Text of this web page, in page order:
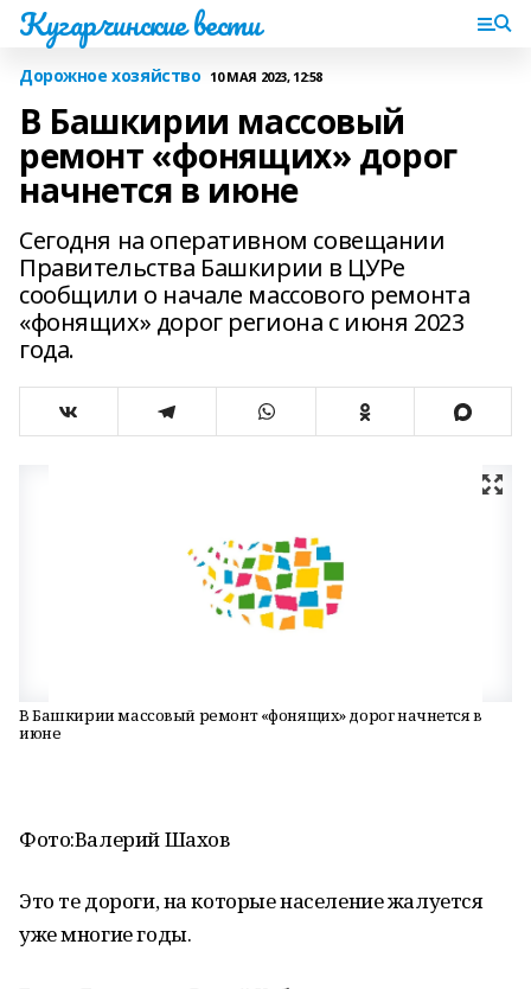
Кугарчинские вести
Дорожное хозяйство 10 МАЯ 2023, 12:58
B Башкирии массовый
ремонт «фонящих» дорог
начнется в июне
Сегодня на оперативном совещании
Правительства Башкирии в ЦУРе
сообщили о начале массового ремонта
«фонящих» дорог региона с июня 2023
года.
B Башкирии массовый ремонт «фонящих» дорог начнется в
июне
Фото:Валерий Шахов
Это те дороги, на которые население жалуется
уже многие годы.